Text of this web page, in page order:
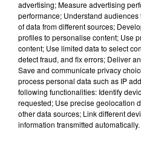
DERNIERS
24 juillet 2026
Les
advertising; Measure advertising
performance; Understand
of data from different sources;
profiles to personalise content; Use
content; Use limited data to select
detect fraud, and fix errors; Deliver
Save and communicate privacy
process personal data such as IP
following functionalities: Identify
requested; Use precise geolocation
other data sources; Link different
information transmitted automatically.